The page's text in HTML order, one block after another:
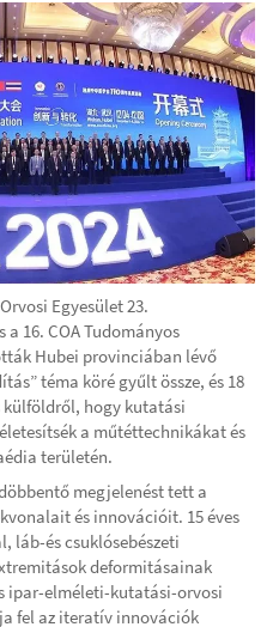
Egyesület 23.
16. COA Tudományos
Hubei provinciában lévő
téma köré gyűlt össze, és 18
külföldről, hogy kutatási
a műtéttechnikákat és
területén.
megjelenést tett a
és innovációit. 15 éves
láb-és csuklósebészeti
deformitásainak
ipar-elméleti-kutatási-orvosi
fel az iteratív innovációk